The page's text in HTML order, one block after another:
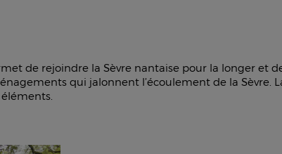
de rejoindre la Sèvre nantaise pour la longer et
qui jalonnent l’écoulement de la Sèvre.